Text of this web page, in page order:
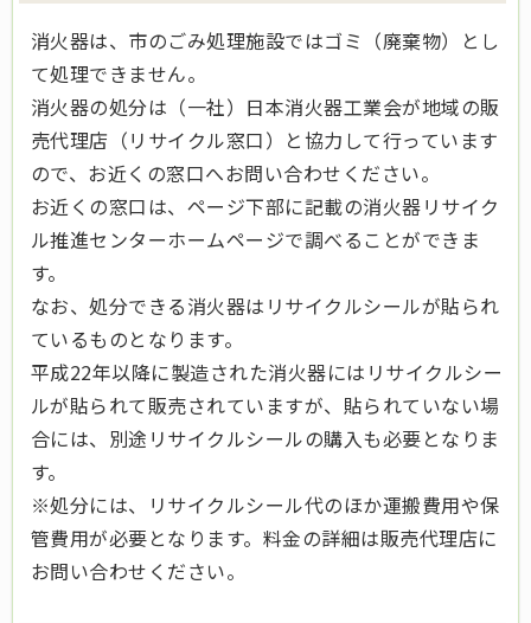
消火器は、市のごみ処理施設ではゴミ（廃棄物）とし
て処理できません。
消火器の処分は（一社）日本消火器工業会が地域の販
売代理店（リサイクル窓口）と協力して行っています
ので、お近くの窓口へお問い合わせください。
お近くの窓口は、ページ下部に記載の消火器リサイク
ル推進センターホームページで調べることができま
す。
なお、処分できる消火器はリサイクルシールが貼られ
ているものとなります。
平成22年以降に製造された消火器にはリサイクルシー
ルが貼られて販売されていますが、貼られていない場
合には、別途リサイクルシールの購入も必要となりま
す。
※処分には、リサイクルシール代のほか運搬費用や保
管費用が必要となります。料金の詳細は販売代理店に
お問い合わせください。